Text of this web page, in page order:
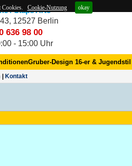
Cookies. Cookie-Nutzung okay
/ Staps Arte
12527 Berlin
636 98 00
- 15:00 Uhr
Gruber-Design 16-er & Jugendstil
Kontakt